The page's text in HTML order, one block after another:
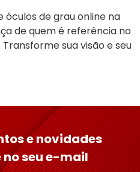
óculos de grau online na
de quem é referência no
sua visão e seu
e novidades
seu e-mail